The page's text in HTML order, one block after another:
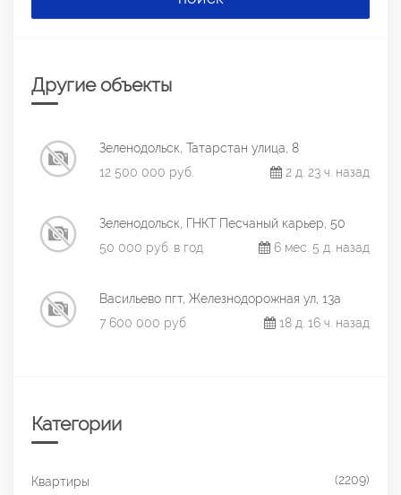
Другие объекты
Зеленодольск, Татарстан улица, 8
12 500 000 руб.
2 д. 23 ч. назад
Зеленодольск, ГНКТ Песчаный карьер, 50
50 000 руб. в год
6 мес. 5 д. назад
Васильево пгт, Железнодорожная ул, 13а
7 600 000 руб.
18 д. 16 ч. назад
Категории
Квартиры (2209)